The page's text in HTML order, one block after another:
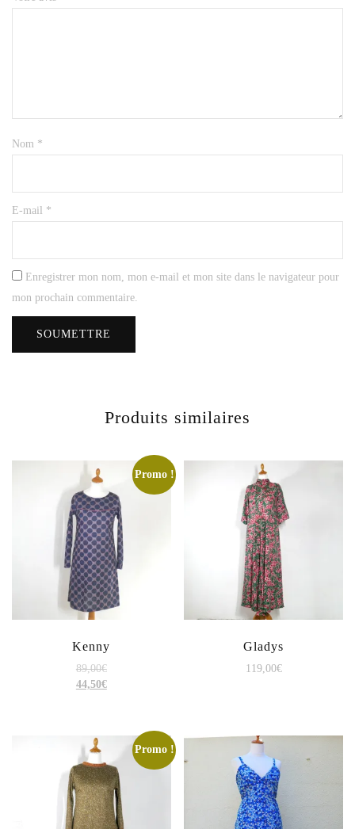
Nom *
E-mail *
Enregistrer mon nom, mon e-mail et mon site dans le navigateur pour
mon prochain commentaire.
Produits similaires
Promo !
Kenny
89,00€
44,50€
Gladys
119,00€
Promo !